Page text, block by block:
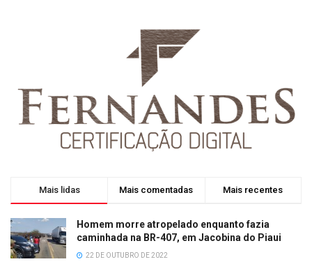
Mais lidas Mais comentadas Mais recentes
Homem morre atropelado enquanto fazia
caminhada na BR-407, em Jacobina do Piaui
22 DE OUTUBRO DE 2022